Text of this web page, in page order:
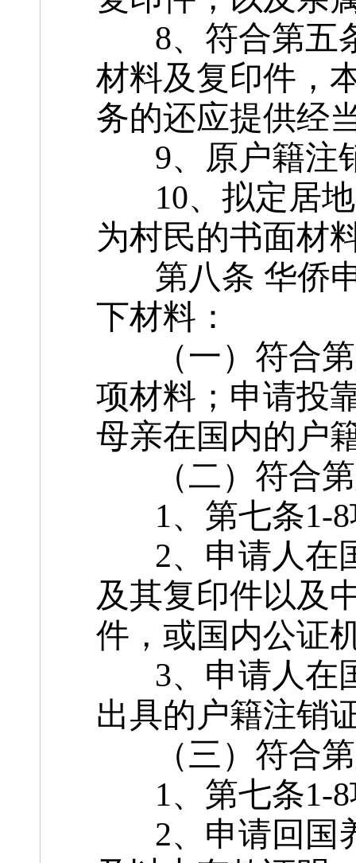
8、符合第五
材料及复印件，
务的还应提供经
9、原户籍注
10、拟定居地
为村民的书面材
第八条 华侨申
下材料：
（一）符合第
项材料；申请投
母亲在国内的户
（二）符合第
1、第七条1-8
2、申请人在
及其复印件以及
件，或国内公证
3、申请人在
出具的户籍注销
（三）符合第
1、第七条1-8
2、申请回国养